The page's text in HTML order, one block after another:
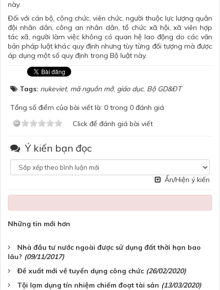
này.
Đối với cán bộ, công chức, viên chức, người thuộc lực lượng quân
đội nhân dân, công an nhân dân, tổ chức xã hội, xã viên hợp
tác xã, người làm việc không có quan hệ lao động do các văn
bản pháp luật khác quy định nhưng tùy từng đối tượng mà được
áp dụng một số quy định trong Bộ luật này.
Tags: nukeviet, mã nguồn mở, giáo dục, Bộ GD&ĐT
Tổng số điểm của bài viết là: 0 trong 0 đánh giá
Click để đánh giá bài viết
Ý kiến bạn đọc
Ẩn/Hiện ý kiến
Những tin mới hơn
Nhà đầu tư nước ngoài được sử dụng đất thời hạn bao
lâu? (09/11/2017)
Đề xuất mới về tuyển dụng công chức (26/02/2020)
Tội lạm dụng tín nhiệm chiếm đoạt tài sản (13/03/2020)